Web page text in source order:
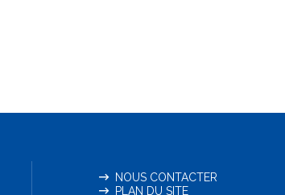
NOUS CONTACTER
PLAN DU SITE